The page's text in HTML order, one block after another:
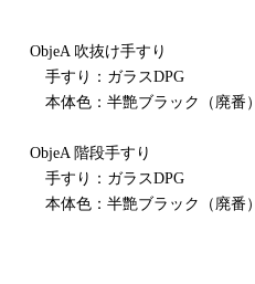
ObjeA 吹抜け手すり
手すり：ガラスDPG
本体色：半艶ブラック（廃番）
ObjeA 階段手すり
手すり：ガラスDPG
本体色：半艶ブラック（廃番）